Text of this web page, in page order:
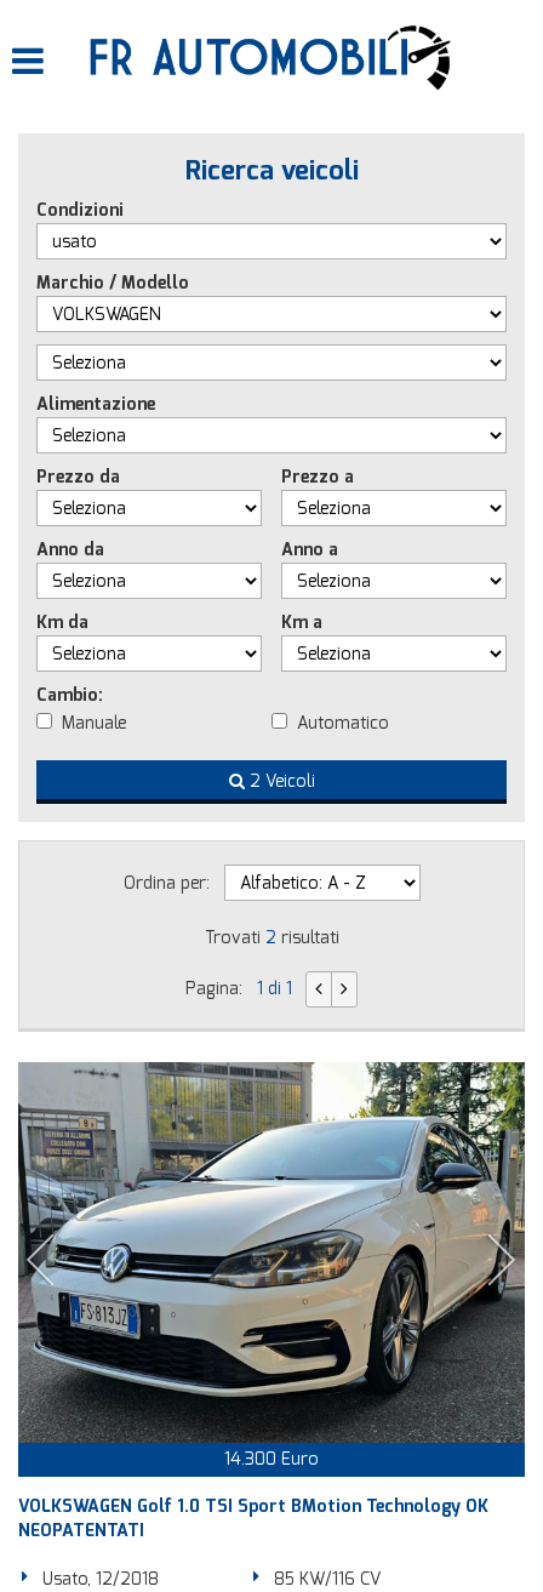
ASSISTENZA
CONTATTI
Ricerca veicoli
Condizioni
Marchio / Modello
Alimentazione
Prezzo da Prezzo a
Anno da Anno a
Km da Km a
Cambio:
Manuale
Automatico
2 Veicoli
Ordina per:
Trovati 2 risultati
Pagina: 1 di 1
14.300 Euro
VOLKSWAGEN Golf 1.0 TSI Sport BMotion Technology OK
NEOPATENTATI
Usato, 12/2018
85 KW/116 CV